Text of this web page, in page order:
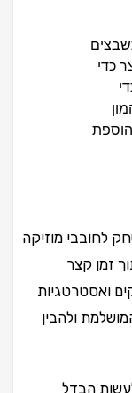
כדי
לחובבי מוזיקה
זמן קצר
ואסטרטגיות
ולהבין
הבדל